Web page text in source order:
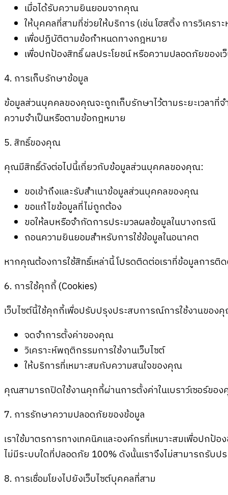
เมื่อได้รับความยินยอมจากคุณ
ให้บุคคลที่สามที่ช่วยให้บริการ (เช่น โฮสติ้ง การวิเค
เพื่อปฏิบัติตามข้อกำหนดทางกฎหมาย
เพื่อปกป้องสิทธิ์ ผลประโยชน์ หรือความปลอดภัยของเ
4. การเก็บรักษาข้อมูล
ข้อมูลส่วนบุคคลของคุณจะถูกเก็บรักษาไว้ตามระยะเวลาที่
ความจำเป็นหรือตามข้อกฎหมาย
5. สิทธิ์ของคุณ
คุณมีสิทธิ์ดังต่อไปนี้เกี่ยวกับข้อมูลส่วนบุคคลของคุณ:
ขอเข้าถึงและรับสำเนาข้อมูลส่วนบุคคลของคุณ
ขอแก้ไขข้อมูลที่ไม่ถูกต้อง
ขอให้ลบหรือจำกัดการประมวลผลข้อมูลในบางกรณี
ถอนความยินยอมสำหรับการใช้ข้อมูลในอนาคต
หากคุณต้องการใช้สิทธิ์เหล่านี้ โปรดติดต่อเราที่ข้อมูลการติ
6. การใช้คุกกี้ (Cookies)
เว็บไซต์นี้ใช้คุกกี้เพื่อปรับปรุงประสบการณ์การใช้งานของ
จดจำการตั้งค่าของคุณ
วิเคราะห์พฤติกรรมการใช้งานเว็บไซต์
ให้บริการที่เหมาะสมกับความสนใจของคุณ
คุณสามารถปิดใช้งานคุกกี้ผ่านการตั้งค่าในเบราว์เซอร์ข
7. การรักษาความปลอดภัยของข้อมูล
เราใช้มาตรการทางเทคนิคและองค์กรที่เหมาะสมเพื่อปก
ไม่มีระบบใดที่ปลอดภัย 100% ดังนั้นเราจึงไม่สามารถรับ
8. การเชื่อมโยงไปยังเว็บไซต์บุคคลที่สาม